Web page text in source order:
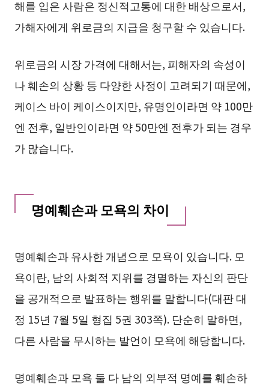
해를 입은 사람은 정신적고통에 대한 배상으로서,
가해자에게 위로금의 지급을 청구할 수 있습니다.
위로금의 시장 가격에 대해서는, 피해자의 속성이
나 훼손의 상황 등 다양한 사정이 고려되기 때문에,
케이스 바이 케이스이지만, 유명인이라면 약 100만
엔 전후, 일반인이라면 약 50만엔 전후가 되는 경우
가 많습니다.
명예훼손과 모욕의 차이
명예훼손과 유사한 개념으로 모욕이 있습니다. 모
욕이란, 남의 사회적 지위를 경멸하는 자신의 판단
을 공개적으로 발표하는 행위를 말합니다(대판 대
정 15년 7월 5일 형집 5권 303쪽). 단순히 말하면,
다른 사람을 무시하는 발언이 모욕에 해당합니다.
명예훼손과 모욕 둘 다 남의 외부적 명예를 훼손하